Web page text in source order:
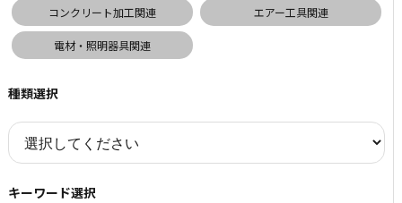
コンクリート加工関連 エアー工具関連
電材・照明器具関連
種類選択
キーワード選択